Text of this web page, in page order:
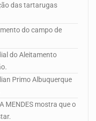
das tartarugas
do campo de
do Aleitamento
Primo Albuquerque
MENDES mostra que o